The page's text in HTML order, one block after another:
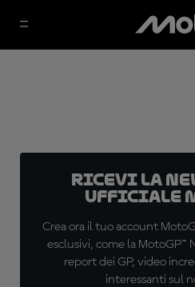
Ricevi la
ufficiale
Crea ora il tuo account
esclusivi, come la MotoGP™
report dei GP, video
interessanti sul